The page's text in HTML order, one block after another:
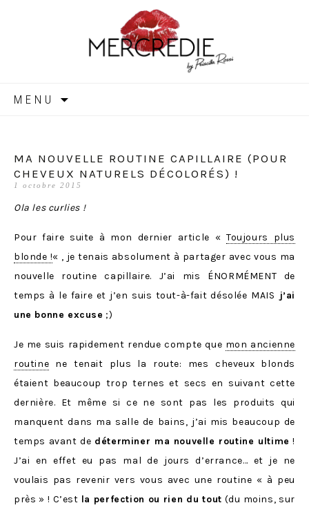
MERCREDIE
MENU
MA NOUVELLE ROUTINE CAPILLAIRE (POUR
CHEVEUX NATURELS DÉCOLORÉS) !
1 octobre 2015
Ola les curlies !
Pour faire suite à mon dernier article «Toujours plus
blonde !« , je tenais absolument à partager avec vous ma
nouvelle routine capillaire. J’ai mis ÉNORMÉMENT de
temps à le faire et j’en suis tout-à-fait désolée MAIS j’ai
une bonne excuse ;)
Je me suis rapidement rendue compte que mon ancienne
routine ne tenait plus la route: mes cheveux blonds
étaient beaucoup trop ternes et secs en suivant cette
dernière. Et même si ce ne sont pas les produits qui
manquent dans ma salle de bains, j’ai mis beaucoup de
temps avant de déterminer ma nouvelle routine ultime !
J’ai en effet eu pas mal de jours d’errance… et je ne
voulais pas revenir vers vous avec une routine « à peu
près » ! C’est la perfection ou rien du tout (du moins, sur